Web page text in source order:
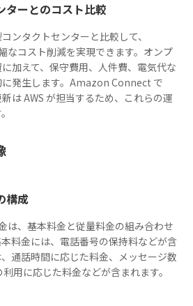
ターとのコスト比較
ンタクトセンターと比較して、
コスト削減を実現できます。オンプ
加えて、保守費用、人件費、電気代な
に発生します。Amazon Connect で
は AWS が担当するため、これらの運
構成
、基本料金と従量料金の組み合わせ
料金には、電話番号の保持料などが含
通話時間に応じた料金、メッセージ数
用に応じた料金などが含まれます。